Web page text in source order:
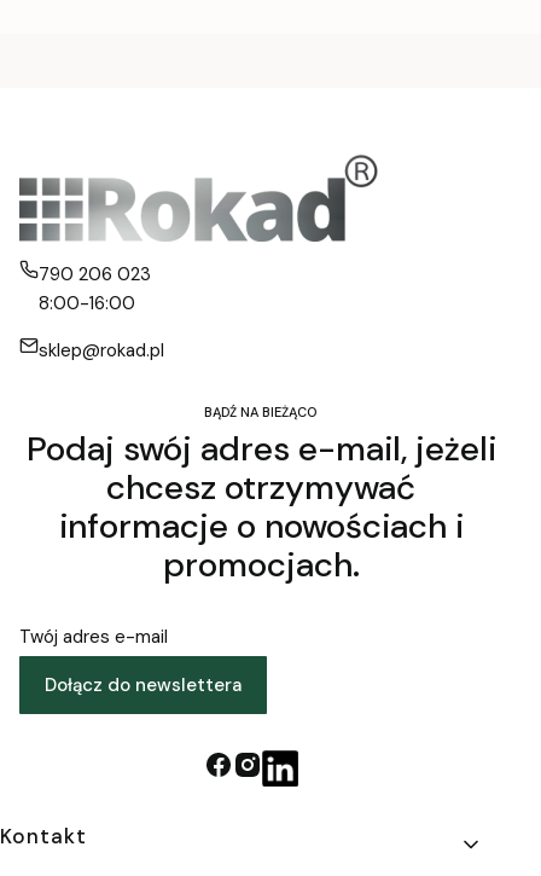
790 206 023
8:00-16:00
sklep@rokad.pl
BĄDŹ NA BIEŻĄCO
Podaj swój adres e-mail, jeżeli
chcesz otrzymywać
informacje o nowościach i
promocjach.
Twój adres e-mail
Dołącz do newslettera
Linki w stopce
Kontakt